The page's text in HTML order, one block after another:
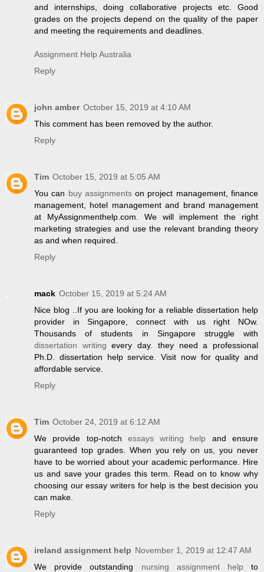
and internships, doing collaborative projects etc. Good
grades on the projects depend on the quality of the paper
and meeting the requirements and deadlines.
Assignment Help Australia
Reply
john amber October 15, 2019 at 4:10 AM
This comment has been removed by the author.
Reply
Tim October 15, 2019 at 5:05 AM
You can buy assignmentson project management, finance
management, hotel management and brand management
at MyAssignmenthelp.com. We will implement the right
marketing strategies and use the relevant branding theory
as and when required.
Reply
mack October 15, 2019 at 5:24 AM
Nice blog ..If you are looking for a reliable dissertation help
provider in Singapore, connect with us right NOw.
Thousands of students in Singapore struggle with
dissertation writing every day. they need a professional
Ph.D. dissertation help service. Visit now for quality and
affordable service.
Reply
Tim October 24, 2019 at 6:12 AM
We provide top-notch essays writing help and ensure
guaranteed top grades. When you rely on us, you never
have to be worried about your academic performance. Hire
us and save your grades this term. Read on to know why
choosing our essay writers for help is the best decision you
can make.
Reply
ireland assignment help November 1, 2019 at 12:47 AM
We provide outstanding nursing assignment helpto